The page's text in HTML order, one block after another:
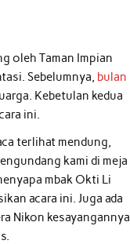
oleh Taman Impian
Sebelumnya, bulan
Kebetulan kedua
ini.
terlihat mendung,
kami di meja
mbak Okti Li
acara ini. Juga ada
Nikon kesayangannya